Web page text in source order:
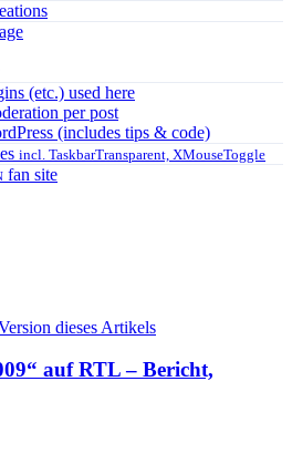
(etc.) used here
per post
(includes tips & code)
incl. TaskbarTransparent, XMouseToggle
fan site
dieses Artikels
auf RTL – Bericht,